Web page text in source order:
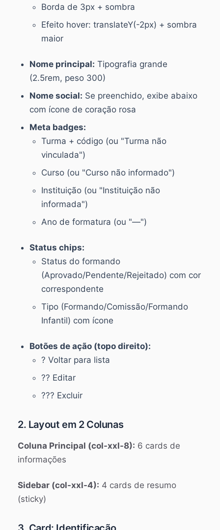
Borda de 3px + sombra
Efeito hover: translateY(-2px) + sombra
maior
Nome principal: Tipografia grande
(2.5rem, peso 300)
Nome social: Se preenchido, exibe abaixo
com ícone de coração rosa
Meta badges:
Turma + código (ou "Turma não
vinculada")
Curso (ou "Curso não informado")
Instituição (ou "Instituição não
informada")
Ano de formatura (ou "—")
Status chips:
Status do formando
(Aprovado/Pendente/Rejeitado) com cor
correspondente
Tipo (Formando/Comissão/Formando
Infantil) com ícone
Botões de ação (topo direito):
? Voltar para lista
?? Editar
??? Excluir
2. Layout em 2 Colunas
Coluna Principal (col-xxl-8): 6 cards de
informações
Sidebar (col-xxl-4): 4 cards de resumo
(sticky)